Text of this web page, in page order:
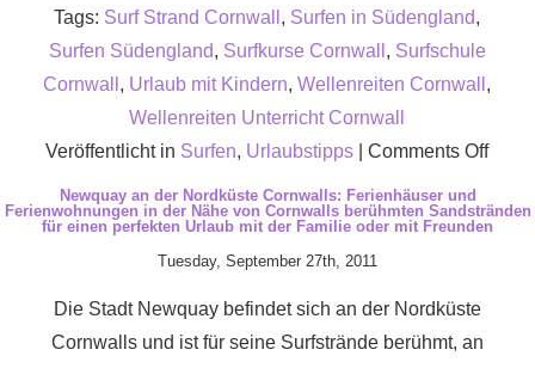
Tags: Surf Strand Cornwall , Surfen in Südengland,
Surfen Südengland, Surfkurse Cornwall , Surfschule
Cornwall , Urlaub mit Kindern,Wellenreiten Cornwall ,
Wellenreiten Unterricht Cornwall
Veröffentlicht in Surfen, Urlaubstipps |Comments Offon
in
Newquay an der Nordküste Cornwalls: Ferienhäuser und
Ferienwohnungen in der Nähe von Cornwalls berühmten Sandstränden
für einen perfekten Urlaub mit der Familie oder mit Freunden
Tuesday, September 27th, 2011
Die Stadt Newquay befindet sich an der Nordküste
Cornwalls und ist für seine Surfstrände berühmt, an